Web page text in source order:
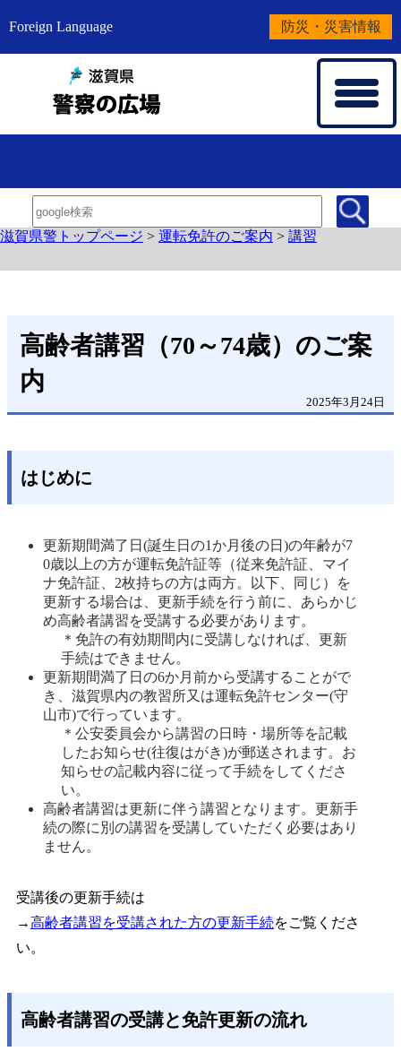
Foreign Language 防災・災害情報
滋賀県警トップページ > 運転免許のご案内 > 講習
高齢者講習（70～74歳）のご案
内
2025年3月24日
はじめに
更新期間満了日(誕生日の1か月後の日)の年齢が7
0歳以上の方が運転免許証等（従来免許証、マイ
ナ免許証、2枚持ちの方は両方。以下、同じ）を
更新する場合は、更新手続を行う前に、あらかじ
め高齢者講習を受講する必要があります。
＊免許の有効期間内に受講しなければ、更新
手続はできません。
更新期間満了日の6か月前から受講することがで
き、滋賀県内の教習所又は運転免許センター(守
山市)で行っています。
＊公安委員会から講習の日時・場所等を記載
したお知らせ(往復はがき)が郵送されます。お
知らせの記載内容に従って手続をしてくださ
い。
高齢者講習は更新に伴う講習となります。更新手
続の際に別の講習を受講していただく必要はあり
ません。
受講後の更新手続は
→高齢者講習を受講された方の更新手続をご覧くださ
い。
高齢者講習の受講と免許更新の流れ